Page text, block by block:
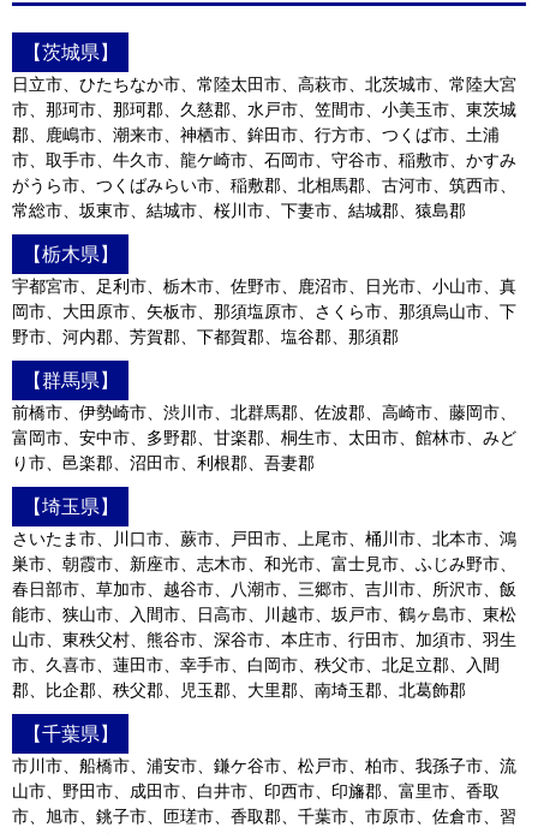
【茨城県】
日立市、ひたちなか市、常陸太田市、高萩市、北茨城市、常陸大宮
市、那珂市、那珂郡、久慈郡、水戸市、笠間市、小美玉市、東茨城
郡、鹿嶋市、潮来市、神栖市、鉾田市、行方市、つくば市、土浦
市、取手市、牛久市、龍ケ崎市、石岡市、守谷市、稲敷市、かすみ
がうら市、つくばみらい市、稲敷郡、北相馬郡、古河市、筑西市、
常総市、坂東市、結城市、桜川市、下妻市、結城郡、猿島郡
【栃木県】
宇都宮市、足利市、栃木市、佐野市、鹿沼市、日光市、小山市、真
岡市、大田原市、矢板市、那須塩原市、さくら市、那須烏山市、下
野市、河内郡、芳賀郡、下都賀郡、塩谷郡、那須郡
【群馬県】
前橋市、伊勢崎市、渋川市、北群馬郡、佐波郡、高崎市、藤岡市、
富岡市、安中市、多野郡、甘楽郡、桐生市、太田市、館林市、みど
り市、邑楽郡、沼田市、利根郡、吾妻郡
【埼玉県】
さいたま市、川口市、蕨市、戸田市、上尾市、桶川市、北本市、鴻
巣市、朝霞市、新座市、志木市、和光市、富士見市、ふじみ野市、
春日部市、草加市、越谷市、八潮市、三郷市、吉川市、所沢市、飯
能市、狭山市、入間市、日高市、川越市、坂戸市、鶴ヶ島市、東松
山市、東秩父村、熊谷市、深谷市、本庄市、行田市、加須市、羽生
市、久喜市、蓮田市、幸手市、白岡市、秩父市、北足立郡、入間
郡、比企郡、秩父郡、児玉郡、大里郡、南埼玉郡、北葛飾郡
【千葉県】
市川市、船橋市、浦安市、鎌ケ谷市、松戸市、柏市、我孫子市、流
山市、野田市、成田市、白井市、印西市、印旛郡、富里市、香取
市、旭市、銚子市、匝瑳市、香取郡、千葉市、市原市、佐倉市、習